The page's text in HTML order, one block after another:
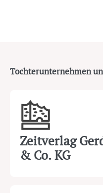
Tochterunternehmen
Zeitverlag
& Co. KG